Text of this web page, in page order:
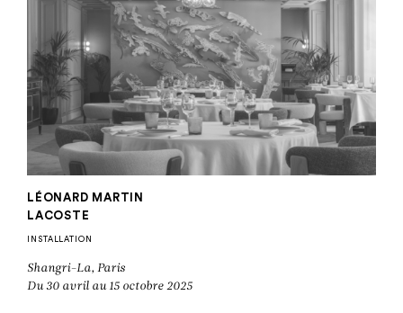
LÉONARD MARTIN
LACOSTE
INSTALLATION
Shangri-La, Paris
Du 30 avril au 15 octobre 2025